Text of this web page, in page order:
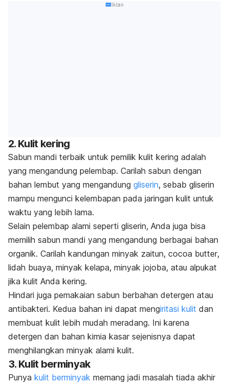
Iklan
2. Kulit kering
Sabun mandi terbaik untuk pemilik kulit kering adalah
yang mengandung pelembap. Carilah sabun dengan
bahan lembut yang mengandung gliserin, sebab gliserin
mampu mengunci kelembapan pada jaringan kulit untuk
waktu yang lebih lama.
Selain pelembap alami seperti gliserin, Anda juga bisa
memilih sabun mandi yang mengandung berbagai bahan
organik. Carilah kandungan minyak zaitun, cocoa butter,
lidah buaya, minyak kelapa, minyak jojoba, atau alpukat
jika kulit Anda kering.
Hindari juga pemakaian sabun berbahan detergen atau
antibakteri. Kedua bahan ini dapat mengiritasi kulit dan
membuat kulit lebih mudah meradang. Ini karena
detergen dan bahan kimia kasar sejenisnya dapat
menghilangkan minyak alami kulit.
3. Kulit berminyak
Punya kulit berminyak memang jadi masalah tiada akhir